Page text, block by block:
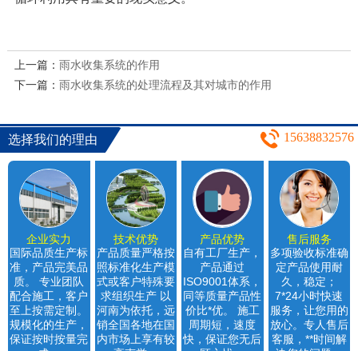
上一篇： 雨水收集系统的作用
下一篇： 雨水收集系统的处理流程及其对城市的作用
选择我们的理由 15638832576
企业实力
国际品质生产标
准，产品完美品
质。 专业团队
配合施工，客户
至上按需定制。
规模化的生产，
保证按时按量完
技术优势
产品质量严格按
照标准化生产模
式或客户特殊要
求组织生产 以
河南为依托，远
销全国各地在国
内市场上享有较
产品优势
自有工厂生产，
产品通过
ISO9001体系，
同等质量产品性
价比*优。 施工
周期短，速度
快，保证您无后
售后服务
多项验收标准确
定产品使用耐
久，稳定；
7*24小时快速
服务，让您用的
放心。专人售后
客服，**时间解